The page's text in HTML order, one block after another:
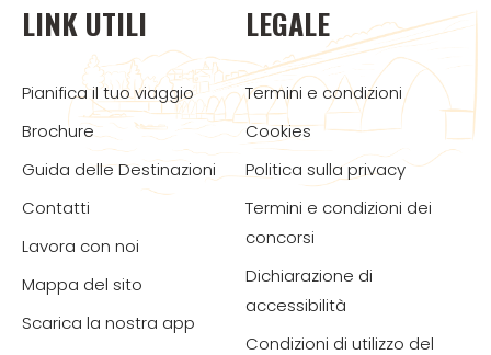
LINK UTILI
Pianifica il tuo viaggio
Brochure
Guida delle Destinazioni
Contatti
Lavora con noi
Mappa del sito
Scarica la nostra app
LEGALE
Termini e condizioni
Cookies
Politica sulla privacy
Termini e condizioni dei
concorsi
Dichiarazione di
accessibilità
Condizioni di utilizzo del